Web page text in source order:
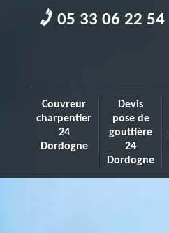
05 33 06 22 54
Couvreur
charpentier
24
Dordogne
Devis
pose de
gouttière
24
Dordogne